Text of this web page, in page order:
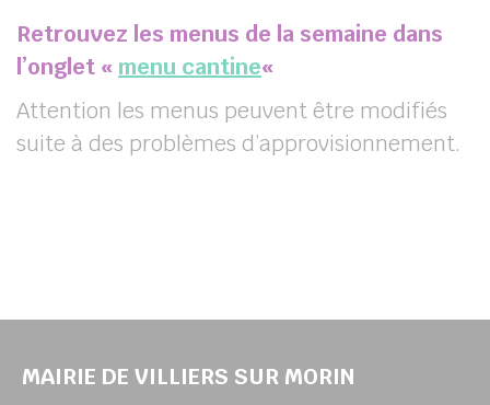
Retrouvez les menus de la semaine dans
l’onglet « menu cantine«
Attention les menus peuvent être modifiés
suite à des problèmes d’approvisionnement.
MAIRIE DE VILLIERS SUR MORIN